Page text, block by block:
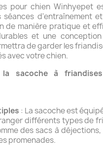
pour chien Winhyepet
d'entraînement
de manière pratique et
et une conception
de garder les
avec votre chien.
la sacoche à
: La sacoche est
différents types de
des sacs à
promenades.